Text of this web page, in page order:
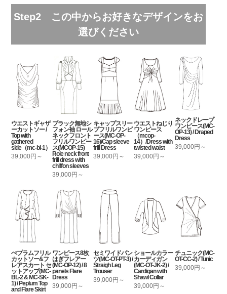
Step2 この中からお好きなデザインをお
選びください
ウエストギャザ
ーカットソー /
Top with
gathered
side（mc-bl-1）
39,000円～
ブラック無地シ
フォン袖 ロール
ネックフロント
フリルワンピー
ス(MCOP-15)
Role neck front
frill dress with
chiffon sleeves
39,000円～
キャップスリー
ブフリルワンピ
ース(MC-OP-
16)/Cap sleeve
frill Dress
39,000円～
ウエストねじり
ワンピース
（mcop-
14）/Dress with
twisted waist
39,000円～
ネックドレープ
ワンピース(MC-
OP-13) / Draped
Dress
39,000円～
ぺプラムフリル
カットソー&フ
レアスカート セ
ットアップ(MC-
BL-2 & MC-SK-
1) / Peplum Top
and Flare Skirt
ワンピース8枚
はぎフレアー
(MC-OP-12) / 8
panels Flare
Dress
39,000円～
セミワイドパン
ツ(MC-OT-PT-3) /
Straigh Leg
Trouser
39,000円～
ショールカラー
カーディガン
(MC-OT-JK-2) /
Cardigan with
Shawl Collar
39,000円～
チュニック(MC-
OT-CC-2) / Tunic
39,000円～